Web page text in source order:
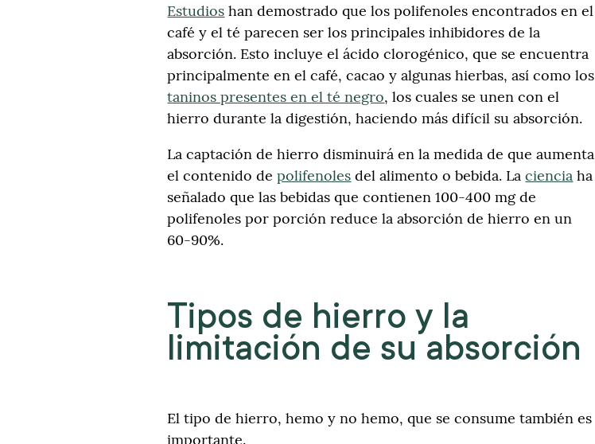
Estudios han demostrado que los polifenoles encontrados en el
café y el té parecen ser los principales inhibidores de la
absorción. Esto incluye el ácido clorogénico, que se encuentra
principalmente en el café, cacao y algunas hierbas, así como los
taninos presentes en el té negro, los cuales se unen con el
hierro durante la digestión, haciendo más difícil su absorción.
La captación de hierro disminuirá en la medida de que aumenta
el contenido depolifenoles del alimento o bebida. Laciencia ha
señalado que las bebidas que contienen 100-400 mg de
polifenoles por porción reduce la absorción de hierro en un
60-90%.
Tipos de hierro y la
limitación de su absorción
El tipo de hierro, hemo y no hemo, que se consume también es
importante.